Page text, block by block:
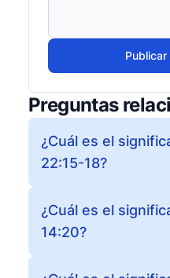
Preguntas
¿Cuál es el
22:15-18?
¿Cuál es el
14:20?